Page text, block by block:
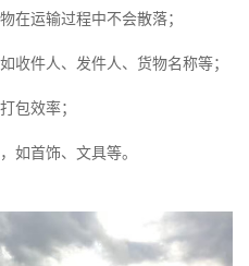
在运输过程中不会散落；
收件人、发件人、货物名称等；
包效率；
如首饰、文具等。